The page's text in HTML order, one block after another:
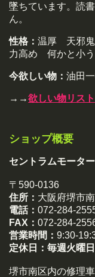
墜ちています。読
ん。
性格： 温厚 天邪
力高め 何かと小
今欲しい物： 油田
→→欲しい物リスト
ショップ概要
セントラムモータ
〒590-0136
住所： 大阪府堺市
電話： 072-284-
FAX： 072-284-
営業時間： 9:30-
定休日： 毎週火曜日
堺市南区内の修理